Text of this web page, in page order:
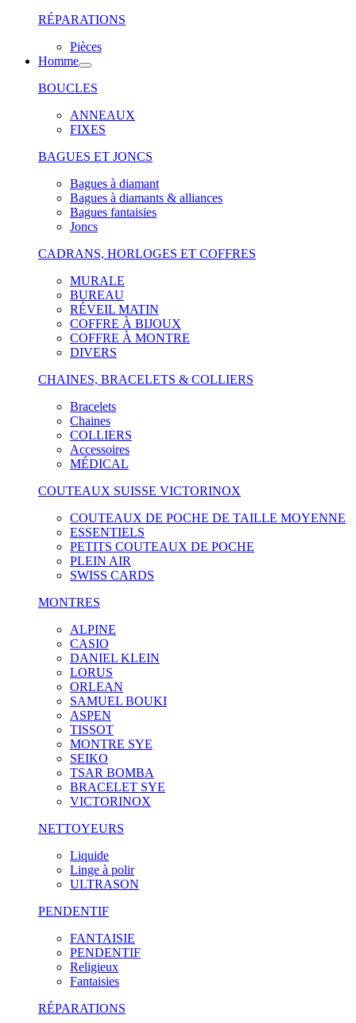
RÉPARATIONS
Pièces
Homme
BOUCLES
ANNEAUX
FIXES
BAGUES ET JONCS
Bagues à diamant
Bagues à diamants & alliances
Bagues fantaisies
Joncs
CADRANS, HORLOGES ET COFFRES
MURALE
BUREAU
RÉVEIL MATIN
COFFRE À BIJOUX
COFFRE À MONTRE
DIVERS
CHAINES, BRACELETS & COLLIERS
Bracelets
Chaines
COLLIERS
Accessoires
MÉDICAL
COUTEAUX SUISSE VICTORINOX
COUTEAUX DE POCHE DE TAILLE MOYENNE
ESSENTIELS
PETITS COUTEAUX DE POCHE
PLEIN AIR
SWISS CARDS
MONTRES
ALPINE
CASIO
DANIEL KLEIN
LORUS
ORLEAN
SAMUEL BOUKI
ASPEN
TISSOT
MONTRE SYE
SEIKO
TSAR BOMBA
BRACELET SYE
VICTORINOX
NETTOYEURS
Liquide
Linge à polir
ULTRASON
PENDENTIF
FANTAISIE
PENDENTIF
Religieux
Fantaisies
RÉPARATIONS